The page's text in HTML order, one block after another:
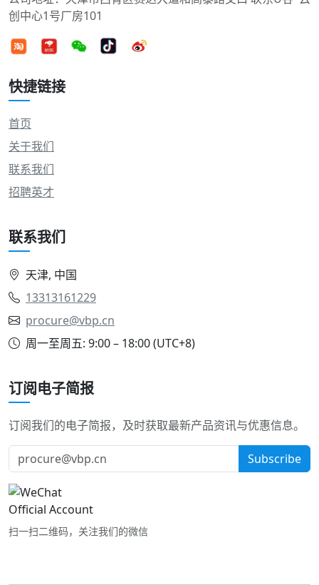
创中心1号厂房101
快捷链接
首页
关于我们
联系我们
招聘英才
联系我们
天津, 中国
13313161229
procure@vbp.cn
周一至周五: 9:00 – 18:00 (UTC+8)
订阅电子简报
订阅我们的电子简报，及时获取最新产品资讯与优惠信息。
Subscribe
扫一扫二维码，关注我们的微信